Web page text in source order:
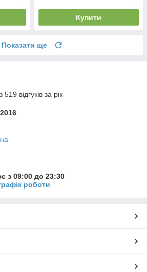
Купити
Показати ще
відгуків за рік
з 09:00 до 23:30
роботи